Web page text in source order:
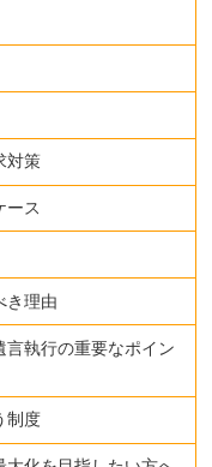
対策
ース
き理由
執行の重要なポイン
制度